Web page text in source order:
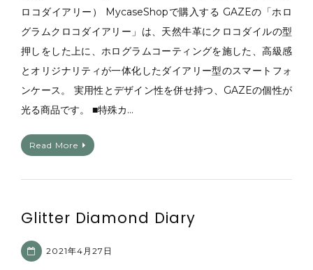
ロコダイアリー） MycaseShopで購入する GAZEの「ホロ
グラムクロコダイアリー」は、天然牛革にクロコダイルの型
押しをした上に、ホログラムコーティングを施した、高級感
とオリジナリティが一体化したダイアリー型のスマートフォ
ンケース。 実用性とデザイン性を併せ持つ、GAZEの個性が
光る商品です。 ■特殊カ…
Read More
Glitter Diamond Diary
2021年4月27日